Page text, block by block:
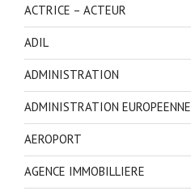
ACTRICE – ACTEUR
ADIL
ADMINISTRATION
ADMINISTRATION EUROPEENNE
AEROPORT
AGENCE IMMOBILLIERE